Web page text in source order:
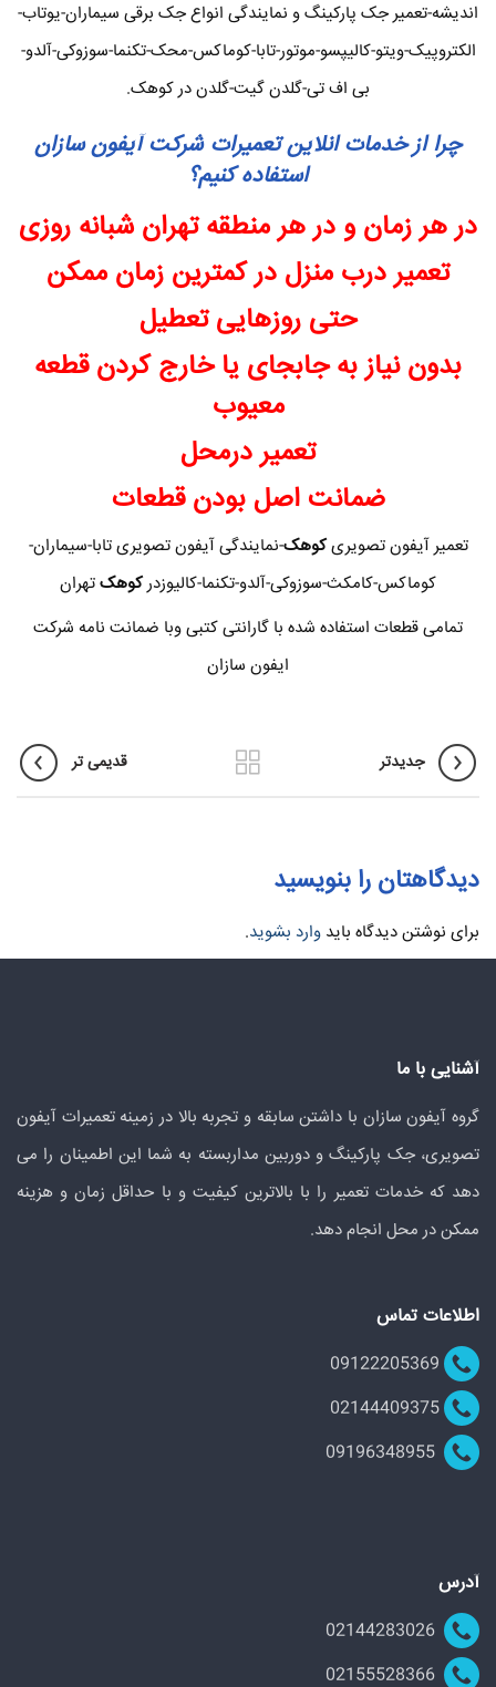
اندیشه-تعمیر جک پارکینگ و نمایندگی انواع جک برقی سیماران-یوتاب-
الکتروپیک-ویتو-کالیپسو-موتور-تابا-کوماکس-محک-تکنما-سوزوکی-آلدو-
بی اف تی-گلدن گیت-گلدن در کوهک.
چرا از خدمات انلاین تعمیرات شرکت آیفون سازان
استفاده کنیم؟
در هر زمان و در هر منطقه تهران شبانه روزی
تعمیر درب منزل در کمترین زمان ممکن
حتی روزهایی تعطیل
بدون نیاز به جابجای یا خارج کردن قطعه
معیوب
تعمیر درمحل
ضمانت اصل بودن قطعات
تعمیر آیفون تصویریکوهک-نمایندگی آیفون تصویری تابا-سیماران-
کوماکس-کامکث-سوزوکی-آلدو-تکنما-کالیوزدرکوهکتهران
تمامی قطعات استفاده شده با گارانتی کتبی وبا ضمانت نامه شرکت
ایفون سازان
جدیدتر قدیمی تر
دیدگاهتان را بنویسید
برای نوشتن دیدگاه باید وارد بشوید.
آشنایی با ما
گروه آیفون سازان با داشتن سابقه و تجربه بالا در زمینه تعمیرات آیفون
تصویری، جک پارکینگ و دوربین مداربسته به شما این اطمینان را می
دهد که خدمات تعمیر را با بالاترین کیفیت و با حداقل زمان و هزینه
ممکن در محل انجام دهد.
اطلاعات تماس
آدرس